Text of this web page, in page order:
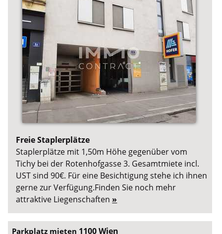
Freie Staplerplätze
Staplerplätze mit 1,50m Höhe gegenüber vom
Tichy bei der Rotenhofgasse 3. Gesamtmiete incl.
UST sind 90€. Für eine Besichtigung stehe ich ihnen
gerne zur Verfügung.Finden Sie noch mehr
attraktive Liegenschaften »
Parkplatz mieten 1100 Wien